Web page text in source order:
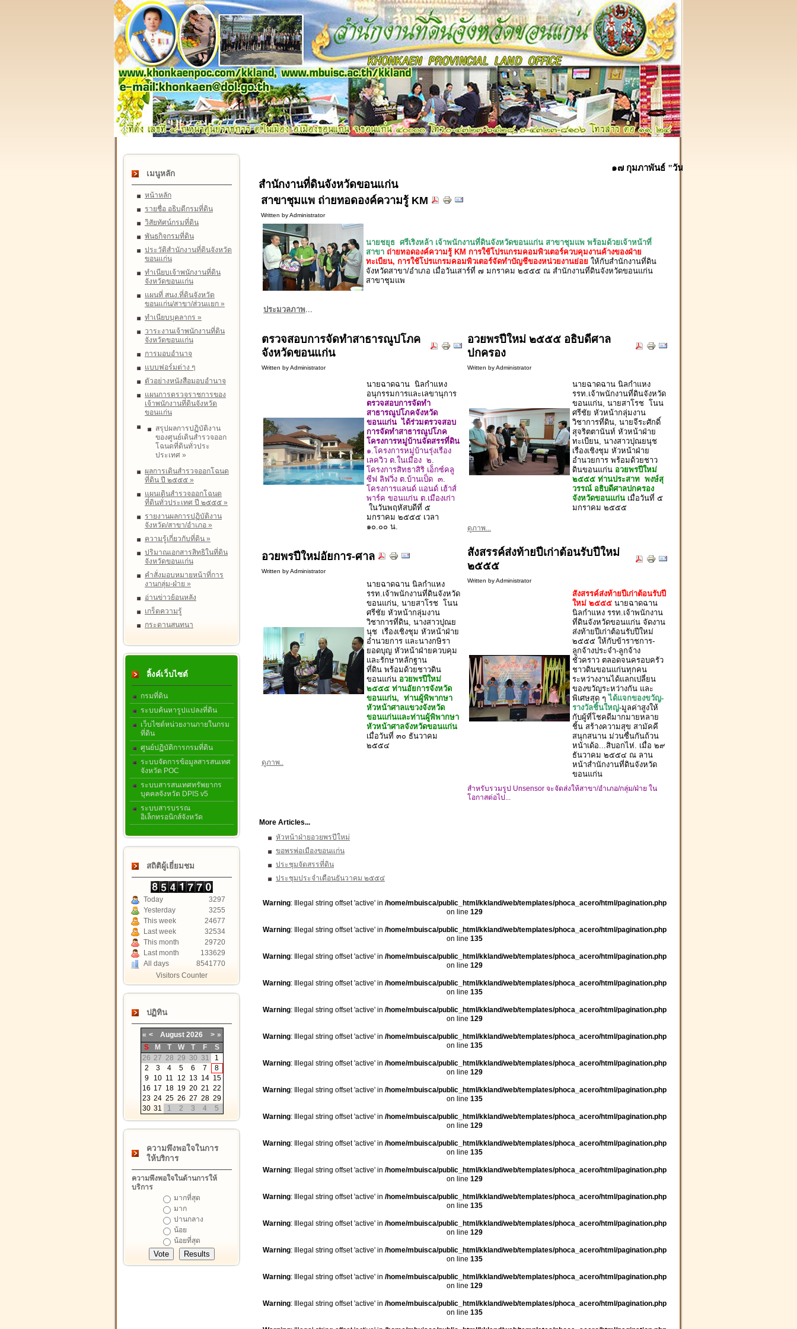
เมนูหลัก
หน้าหลัก
รายชื่อ อธิบดีกรมที่ดิน
วิสัยทัศน์กรมที่ดิน
พันธกิจกรมที่ดิน
ประวัติสำนักงานที่ดินจังหวัด
ขอนแก่น
ทำเนียบเจ้าพนักงานที่ดิน
จังหวัดขอนแก่น
แผนที่ สนง.ที่ดินจังหวัด
ขอนแก่น/สาขา/ส่วนแยก »
ทำเนียบบุคลากร »
วาระงานเจ้าพนักงานที่ดิน
จังหวัดขอนแก่น
การมอบอำนาจ
แบบฟอร์มต่าง ๆ
ตัวอย่างหนังสือมอบอำนาจ
แผนการตรวจราชการของ
เจ้าพนักงานที่ดินจังหวัด
ขอนแก่น
สรุปผลการปฏิบัติงาน
ของศูนย์เดินสำรวจออก
โฉนดที่ดินทั่วประ
ประเทศ »
ผลการเดินสำรวจออกโฉนด
ที่ดิน ปี ๒๕๕๕ »
แผนเดินสำรวจออกโฉนด
ที่ดินทั่วประเทศ ปี ๒๕๕๕ »
รายงานผลการปฏิบัติงาน
จังหวัด/สาขา/อำเภอ »
ความรู้เกี่ยวกับที่ดิน »
ปริมาณเอกสารสิทธิในที่ดิน
จังหวัดขอนแก่น
คำสั่งมอบหมายหน้าที่การ
งานกลุ่ม-ฝ่าย »
อ่านข่าวย้อนหลัง
เกร็ดความรู้
กระดานสนทนา
ลิ้งค์เว็บไซต์
กรมที่ดิน
ระบบค้นหารูปแปลงที่ดิน
เว็บไซต์หน่วยงานภายในกรม
ที่ดิน
ศูนย์ปฏิบัติการกรมที่ดิน
ระบบจัดการข้อมูลสารสนเทศ
จังหวัด POC
ระบบสารสนเทศทรัพยากร
บุคคลจังหวัด DPIS v5
ระบบสารบรรณ
อิเล็กทรอนิกส์จังหวัด
สถิติผู้เยี่ยมชม
Today
3297
Yesterday
3255
This week
24677
Last week
32534
This month
29720
Last month
133629
All days
8541770
Visitors Counter
ปฏิทิน
« < August 2026 > »
S
M T W T F
S
26 27 28 29 30 31
1
2
3 4 5 6 7
8
9
10 11 12 13 14 15
16 17 18 19 20 21 22
23 24 25 26 27 28 29
30 31 1 2 3 4 5
ความพึงพอใจในการ
ให้บริการ
ความพึงพอใจในด้านการให้
บริการ
มากที่สุด
มาก
ปานกลาง
น้อย
น้อยที่สุด
๑๗ กุมภาพันธ์ "วันคล้ายวันสถาปนากรมที่ดิน" ครบร
สำนักงานที่ดินจังหวัดขอนแก่น
สาขาชุมแพ ถ่ายทอดองค์ความรู้ KM
Written by Administrator
นายชยุธ ศรีเริงหล้า เจ้าพนักงานที่ดินจังหวัดขอนแก่น สาขาชุมแพ พร้อมด้วยเจ้าหน้าที่
สาขา ถ่ายทอดองค์ความรู้ KM การใช้โปรแกรมคอมพิวเตอร์ควบคุมงานค้างของฝ่าย
ทะเบียน, การใช้โปรแกรมคอมพิวเตอร์จัดทำบัญชีของหน่วยงานย่อย ให้กับสำนักงานที่ดิน
จังหวัดสาขา/อำเภอ เมื่อวันเสาร์ที่ ๗ มกราคม ๒๕๕๕ ณ สำนักงานที่ดินจังหวัดขอนแก่น
สาขาชุมแพ
ประมวลภาพ...
ตรวจสอบการจัดทำสาธารณูปโภค
จังหวัดขอนแก่น
Written by Administrator
นายฉาดฉาน นิลกำแหง
อนุกรรมการและเลขานุการ
ตรวจสอบการจัดทำ
สาธารณูปโภคจังหวัด
ขอนแก่น ได้ร่วมตรวจสอบ
การจัดทำสาธารณูปโภค
โครงการหมู่บ้านจัดสรรที่ดิน
๑.โครงการหมู่บ้านรุ่งเรือง
เลควิว ต.ในเมือง ๒.
โครงการสิทธาสิริ เอ็กซ์คลู
ซีฟ ลิฟวิ่ง ต.บ้านเป็ด ๓.
โครงการแลนด์ แอนด์ เฮ้าส์
พาร์ค ขอนแก่น ต.เมืองเก่า
ในวันพฤหัสบดีที่ ๕
มกราคม ๒๕๕๕ เวลา
๑๐.๐๐ น.
อวยพรปีใหม่อัยการ-ศาล
Written by Administrator
นายฉาดฉาน นิลกำแหง
รรท.เจ้าพนักงานที่ดินจังหวัด
ขอนแก่น, นายสาโรช โนน
ศรีชัย หัวหน้ากลุ่มงาน
วิชาการที่ดิน, นางสาวปุณย
นุช เรืองเชิงชุม หัวหน้าฝ่าย
อำนวยการ และนางกษิรา
ยอดบุญ หัวหน้าฝ่ายควบคุม
และรักษาหลักฐาน
ที่ดิน พร้อมด้วยชาวดิน
ขอนแก่น อวยพรปีใหม่
๒๕๕๕ ท่านอัยการจังหวัด
ขอนแก่น, ท่านผู้พิพากษา
หัวหน้าศาลแขวงจังหวัด
ขอนแก่นและท่านผู้พิพากษา
หัวหน้าศาลจังหวัดขอนแก่น
เมื่อวันที่ ๓๐ ธันวาคม
๒๕๕๔
ดูภาพ..
อวยพรปีใหม่ ๒๕๕๕ อธิบดีศาล
ปกครอง
Written by Administrator
นายฉาดฉาน นิลกำแหง
รรท.เจ้าพนักงานที่ดินจังหวัด
ขอนแก่น, นายสาโรช โนน
ศรีชัย หัวหน้ากลุ่มงาน
วิชาการที่ดิน, นายจีระศักดิ์
สุจริตตานันท์ หัวหน้าฝ่าย
ทะเบียน, นางสาวปุณยนุช
เรืองเชิงชุม หัวหน้าฝ่าย
อำนวยการ พร้อมด้วยชาว
ดินขอนแก่น อวยพรปีใหม่
๒๕๕๕ ท่านประสาท พงษ์สุ
วรรณ์ อธิบดีศาลปกครอง
จังหวัดขอนแก่น เมื่อวันที่ ๕
มกราคม ๒๕๕๕
ดูภาพ...
สังสรรค์ส่งท้ายปีเก่าต้อนรับปีใหม่
๒๕๕๕
Written by Administrator
สังสรรค์ส่งท้ายปีเก่าต้อนรับปี
ใหม่ ๒๕๕๕ นายฉาดฉาน
นิลกำแหง รรท.เจ้าพนักงาน
ที่ดินจังหวัดขอนแก่น จัดงาน
ส่งท้ายปีเก่าต้อนรับปีใหม่
๒๕๕๕ ให้กับข้าราชการ-
ลูกจ้างประจำ-ลูกจ้าง
ชั่วคราว ตลอดจนครอบครัว
ชาวดินขอนแก่นทุกคน
ระหว่างงานได้แลกเปลี่ยน
ของขวัญระหว่างกัน และ
พิเศษสุด ๆได้แจกของขวัญ-
รางวัลชิ้นใหญ่-มูลค่าสูงให้
กับผู้ที่โชคดีมากมายหลาย
ชิ้น สร้างความสุข สามัคคี
สนุกสนาน ม่วนซื่นกันถ้วน
หน้าเด้อ...สิบอกไห่. เมื่อ ๒๙
ธันวาคม ๒๕๕๔ ณ ลาน
หน้าสำนักงานที่ดินจังหวัด
ขอนแก่น
สำหรับรวมรูป Unsensor จะจัดส่งให้สาขา/อำเภอ/กลุ่ม/ฝ่าย ใน
โอกาสต่อไป...
More Articles...
หัวหน้าฝ่ายอวยพรปีใหม่
ขอพรพ่อเมืองขอนแก่น
ประชุมจัดสรรที่ดิน
ประชุมประจำเดือนธันวาคม ๒๕๕๔
Warning: Illegal string offset 'active' in /home/mbuisca/public_html/kkland/web/templates/phoca_acero/html/pagination.php
on line 129
Warning: Illegal string offset 'active' in /home/mbuisca/public_html/kkland/web/templates/phoca_acero/html/pagination.php
on line 135
Warning: Illegal string offset 'active' in /home/mbuisca/public_html/kkland/web/templates/phoca_acero/html/pagination.php
on line 129
Warning: Illegal string offset 'active' in /home/mbuisca/public_html/kkland/web/templates/phoca_acero/html/pagination.php
on line 135
Warning: Illegal string offset 'active' in /home/mbuisca/public_html/kkland/web/templates/phoca_acero/html/pagination.php
on line 129
Warning: Illegal string offset 'active' in /home/mbuisca/public_html/kkland/web/templates/phoca_acero/html/pagination.php
on line 135
Warning: Illegal string offset 'active' in /home/mbuisca/public_html/kkland/web/templates/phoca_acero/html/pagination.php
on line 129
Warning: Illegal string offset 'active' in /home/mbuisca/public_html/kkland/web/templates/phoca_acero/html/pagination.php
on line 135
Warning: Illegal string offset 'active' in /home/mbuisca/public_html/kkland/web/templates/phoca_acero/html/pagination.php
on line 129
Warning: Illegal string offset 'active' in /home/mbuisca/public_html/kkland/web/templates/phoca_acero/html/pagination.php
on line 135
Warning: Illegal string offset 'active' in /home/mbuisca/public_html/kkland/web/templates/phoca_acero/html/pagination.php
on line 129
Warning: Illegal string offset 'active' in /home/mbuisca/public_html/kkland/web/templates/phoca_acero/html/pagination.php
on line 135
Warning: Illegal string offset 'active' in /home/mbuisca/public_html/kkland/web/templates/phoca_acero/html/pagination.php
on line 129
Warning: Illegal string offset 'active' in /home/mbuisca/public_html/kkland/web/templates/phoca_acero/html/pagination.php
on line 135
Warning: Illegal string offset 'active' in /home/mbuisca/public_html/kkland/web/templates/phoca_acero/html/pagination.php
on line 129
Warning: Illegal string offset 'active' in /home/mbuisca/public_html/kkland/web/templates/phoca_acero/html/pagination.php
on line 135